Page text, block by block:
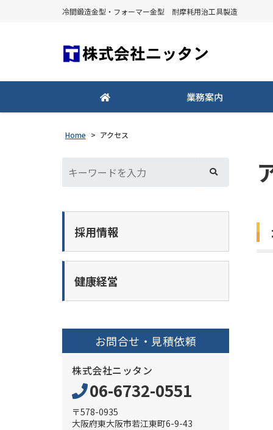
冷間鍛造金型・フォーマー金型 耐摩耗用治工具製造
業務案内
Home > アクセス
採用情報
健康経営
お問合せ・見積依頼
株式会社ニッタン
06-6732-0551
〒578-0935
大阪府東大阪市若江東町6-9-43